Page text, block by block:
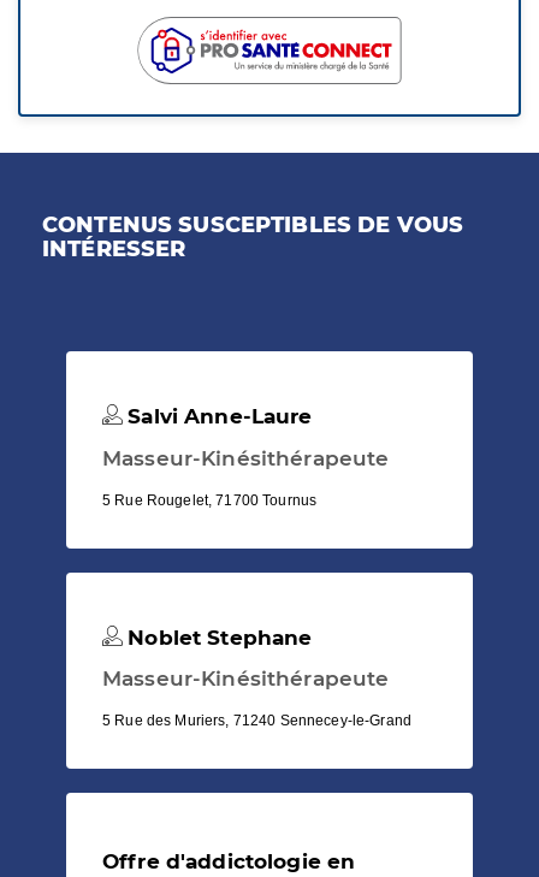
CONTENUS SUSCEPTIBLES DE VOUS
INTÉRESSER
Salvi Anne-Laure
Masseur-Kinésithérapeute
5 Rue Rougelet, 71700 Tournus
Noblet Stephane
Masseur-Kinésithérapeute
5 Rue des Muriers, 71240 Sennecey-le-Grand
Offre d'addictologie en